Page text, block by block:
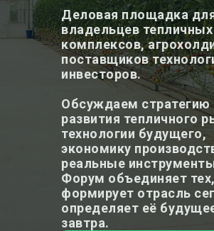
Деловая площадка
владельцев тепличных
комплексов,
поставщиков
инвесторов.
Обсуждаем стратегию
развития тепличного
технологии будущего,
экономику
реальные
Форум объединяет
формирует отрасль
определяет её
завтра.